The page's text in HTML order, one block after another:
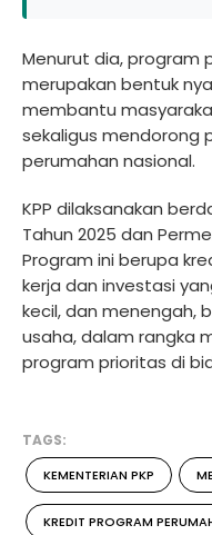
Menurut dia, program
merupakan bentuk
membantu
sekaligus mendorong
perumahan nasional.
KPP dilaksanakan
Tahun 2025 dan
Program ini berupa
kerja dan investasi
kecil, dan menengah,
usaha, dalam rangka
program prioritas di
TAGS:
KEMENTERIAN PKP
KREDIT PROGRAM